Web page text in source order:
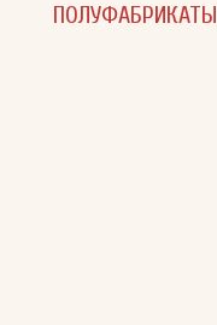
ПОЛУФАБРИКАТЫ